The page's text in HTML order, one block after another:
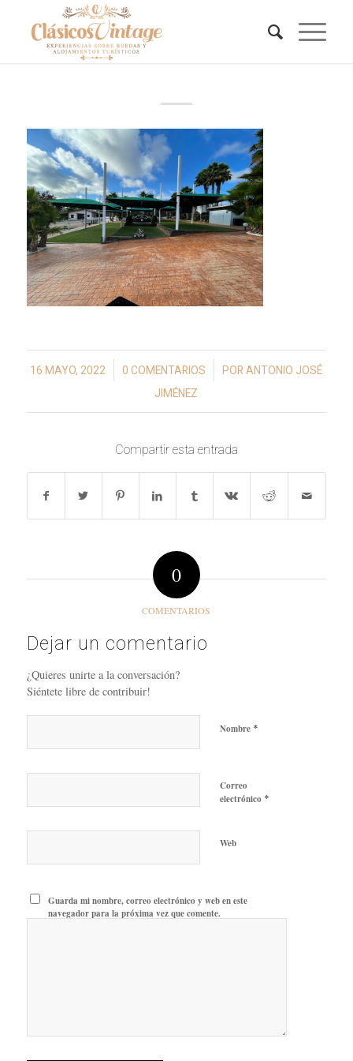
16 MAYO, 2022
/ 0 COMENTARIOS
/ PORANTONIO JOSÉ
JIMÉNEZ
Compartir esta entrada
0
COMENTARIOS
Dejar un comentario
¿Quieres unirte a la conversación?
Siéntete libre de contribuir!
Nombre *
Correo
electrónico *
Web
Guarda mi nombre, correo electrónico y web en este
navegador para la próxima vez que comente.